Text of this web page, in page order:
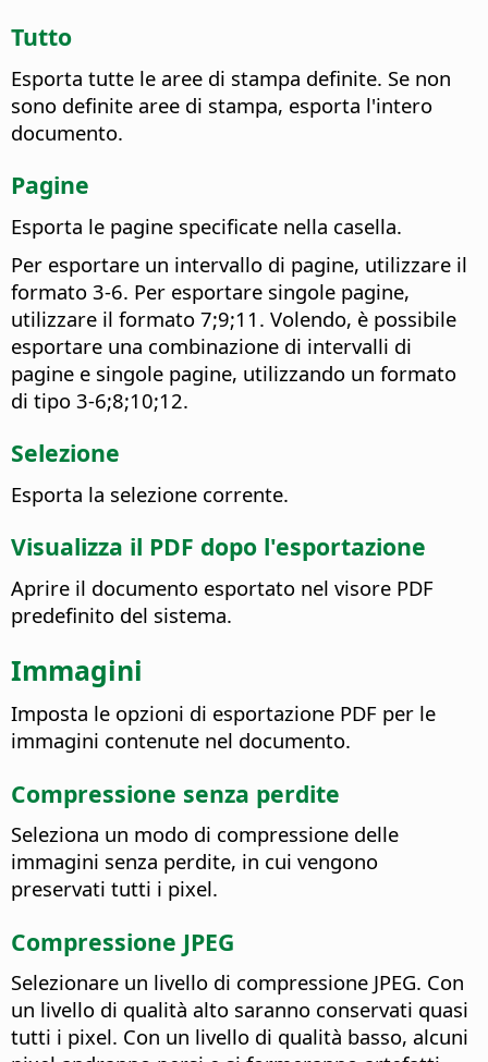
Tutto
Esporta tutte le aree di stampa definite. Se non
sono definite aree di stampa, esporta l'intero
documento.
Pagine
Esporta le pagine specificate nella casella.
Per esportare un intervallo di pagine, utilizzare il
formato 3-6. Per esportare singole pagine,
utilizzare il formato 7;9;11. Volendo, è possibile
esportare una combinazione di intervalli di
pagine e singole pagine, utilizzando un formato
di tipo 3-6;8;10;12.
Selezione
Esporta la selezione corrente.
Visualizza il PDF dopo l'esportazione
Aprire il documento esportato nel visore PDF
predefinito del sistema.
Immagini
Imposta le opzioni di esportazione PDF per le
immagini contenute nel documento.
Compressione senza perdite
Seleziona un modo di compressione delle
immagini senza perdite, in cui vengono
preservati tutti i pixel.
Compressione JPEG
Selezionare un livello di compressione JPEG. Con
un livello di qualità alto saranno conservati quasi
tutti i pixel. Con un livello di qualità basso, alcuni